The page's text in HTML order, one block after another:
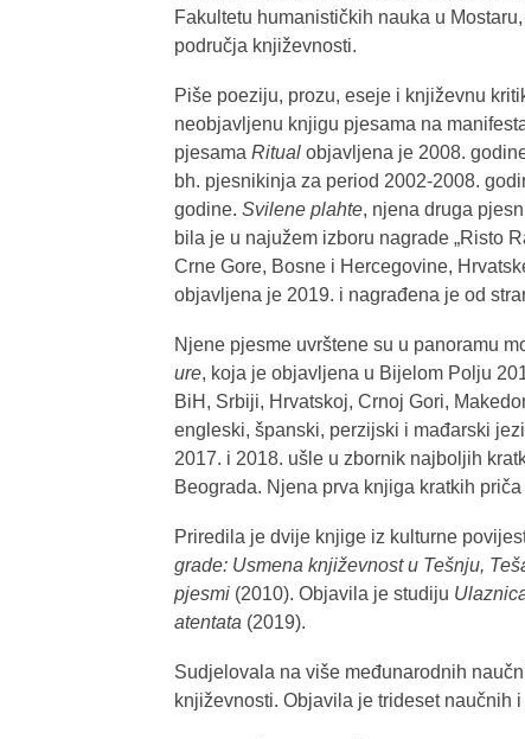
Fakultetu humanističkih nauka u
područja književnosti.
Piše poeziju, prozu, eseje i književnu
neobjavljenu knjigu pjesama na
pjesama Ritual objavljena je 2008.
bh. pjesnikinja za period 2002-2008.
godine. Svilene plahte, njena druga
bila je u najužem izboru nagrade „Risto
Crne Gore, Bosne i Hercegovine,
objavljena je 2019. i nagrađena je od
Njene pjesme uvrštene su u panoramu
ure, koja je objavljena u Bijelom Polju
BiH, Srbiji, Hrvatskoj, Crnoj Gori,
engleski, španski, perzijski i mađarski
2017. i 2018. ušle u zbornik najboljih
Beograda. Njena prva knjiga kratkih priča
Priredila je dvije knjige iz kulturne
grade: Usmena književnost u Tešnju,
pjesmi (2010). Objavila je studiju
atentata (2019).
Sudjelovala na više međunarodnih
književnosti. Objavila je trideset naučnih